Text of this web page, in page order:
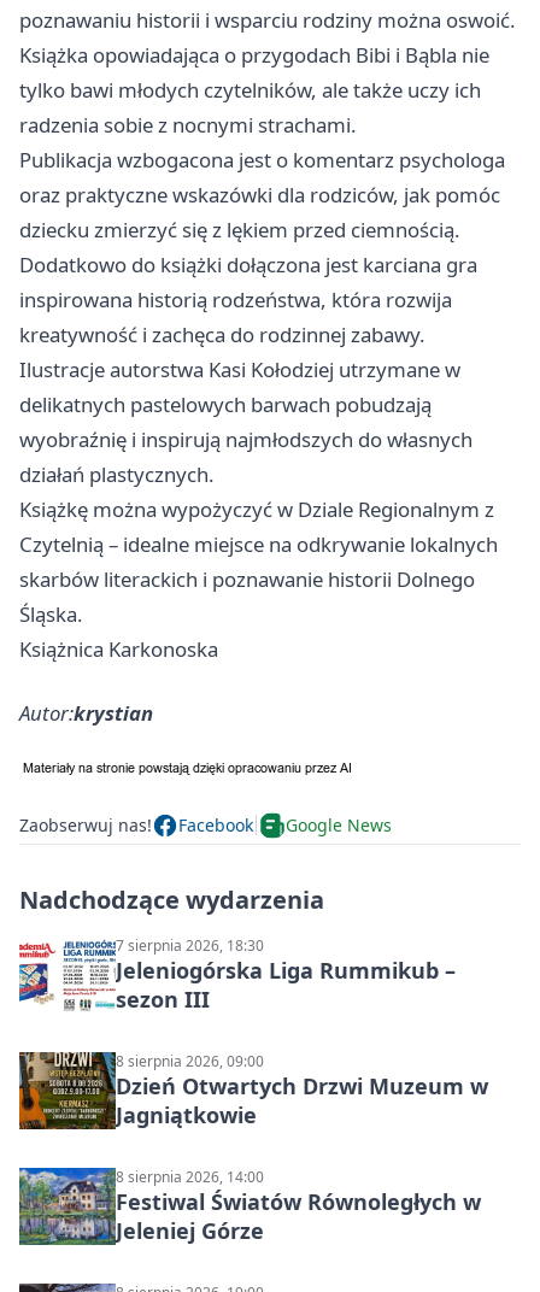
poznawaniu historii i wsparciu rodziny można oswoić.
Książka opowiadająca o przygodach Bibi i Bąbla nie
tylko bawi młodych czytelników, ale także uczy ich
radzenia sobie z nocnymi strachami.
Publikacja wzbogacona jest o komentarz psychologa
oraz praktyczne wskazówki dla rodziców, jak pomóc
dziecku zmierzyć się z lękiem przed ciemnością.
Dodatkowo do książki dołączona jest karciana gra
inspirowana historią rodzeństwa, która rozwija
kreatywność i zachęca do rodzinnej zabawy.
Ilustracje autorstwa Kasi Kołodziej utrzymane w
delikatnych pastelowych barwach pobudzają
wyobraźnię i inspirują najmłodszych do własnych
działań plastycznych.
Książkę można wypożyczyć w Dziale Regionalnym z
Czytelnią – idealne miejsce na odkrywanie lokalnych
skarbów literackich i poznawanie historii Dolnego
Śląska.
Książnica Karkonoska
Autor:krystian
Zaobserwuj nas! Facebook Google News
Nadchodzące wydarzenia
7 sierpnia 2026, 18:30
Jeleniogórska Liga Rummikub –
sezon III
8 sierpnia 2026, 09:00
Dzień Otwartych Drzwi Muzeum w
Jagniątkowie
8 sierpnia 2026, 14:00
Festiwal Światów Równoległych w
Jeleniej Górze